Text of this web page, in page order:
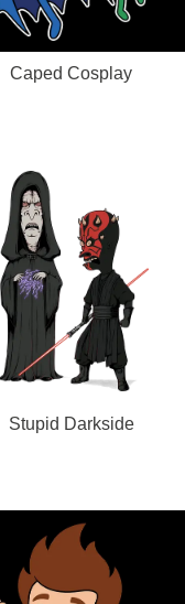
Caped Cosplay
Stupid Darkside